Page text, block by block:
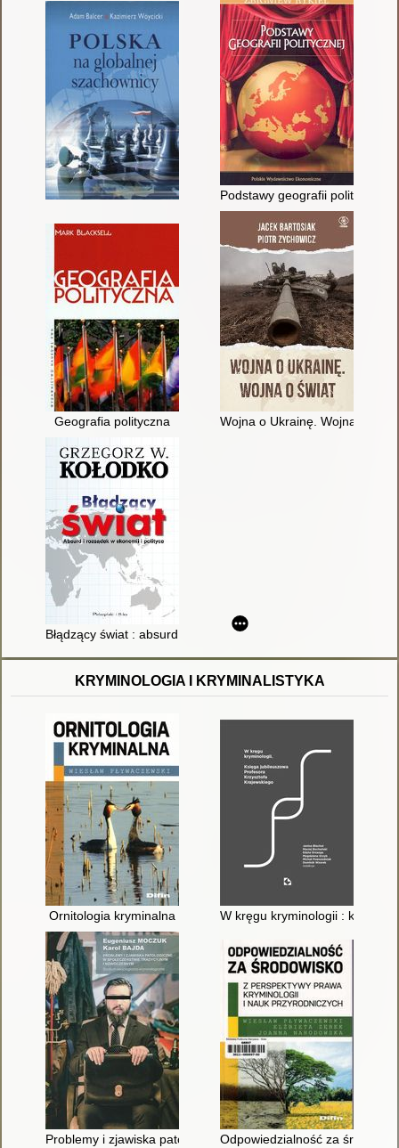
Podstawy geografii politycznej
Geografia polityczna Wojna o Ukrainę. Wojna o świat
Błądzący świat : absurd i rozsądek w ekonomii i polityce
KRYMINOLOGIA I KRYMINALISTYKA
Ornitologia kryminalna W kręgu kryminologii : księga
Problemy i zjawiska patologiczne w społeczeństwie
Odpowiedzialność za